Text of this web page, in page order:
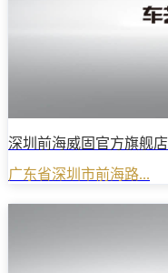
深圳前海威固官方旗舰店
广东省深圳市前海路...